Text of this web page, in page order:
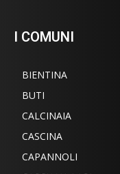
I COMUNI
BIENTINA
BUTI
CALCINAIA
CASCINA
CAPANNOLI